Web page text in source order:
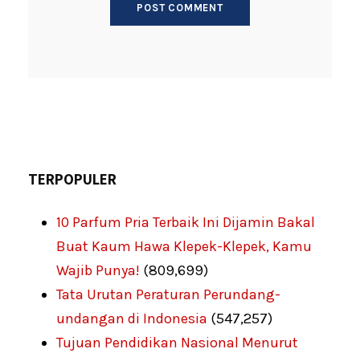
TERPOPULER
10 Parfum Pria Terbaik Ini Dijamin Bakal
Buat Kaum Hawa Klepek-Klepek, Kamu
Wajib Punya! (809,699)
Tata Urutan Peraturan Perundang-
undangan di Indonesia (547,257)
Tujuan Pendidikan Nasional Menurut